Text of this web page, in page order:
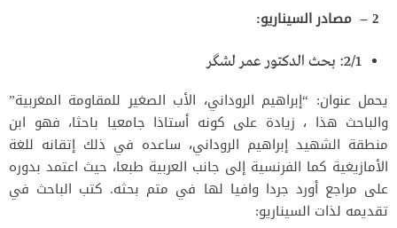
2/1: بحث الدكتور عمر لشگر
يحمل عنوان: “إبراهيم الروداني، الأب الصغير للمقاومة المغربية”
والباحث هذا ، زيادة على كونه أستاذا جامعيا باحثا، فهو ابن
منطقة الشهيد إبراهيم الروداني، ساعده في ذلك إتقانه للغة
الأمازيغية كما الفرنسية إلى جانب العربية طبعا، حيث اعتمد بدوره
على مراجع أورد جردا وافيا لها في متم بحثه. كتب الباحث في
تقديمه لذات السيناريو: